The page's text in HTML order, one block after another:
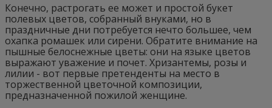
Конечно, растрогать ее может и простой букет
полевых цветов, собранный внуками, но в
праздничные дни потребуется нечто большее, чем
охапка ромашек или сирени. Обратите внимание на
пышные белоснежные цветы: они на языке цветов
выражают уважение и почет. Хризантемы, розы и
лилии - вот первые претенденты на место в
торжественной цветочной композиции,
предназначенной пожилой женщине.